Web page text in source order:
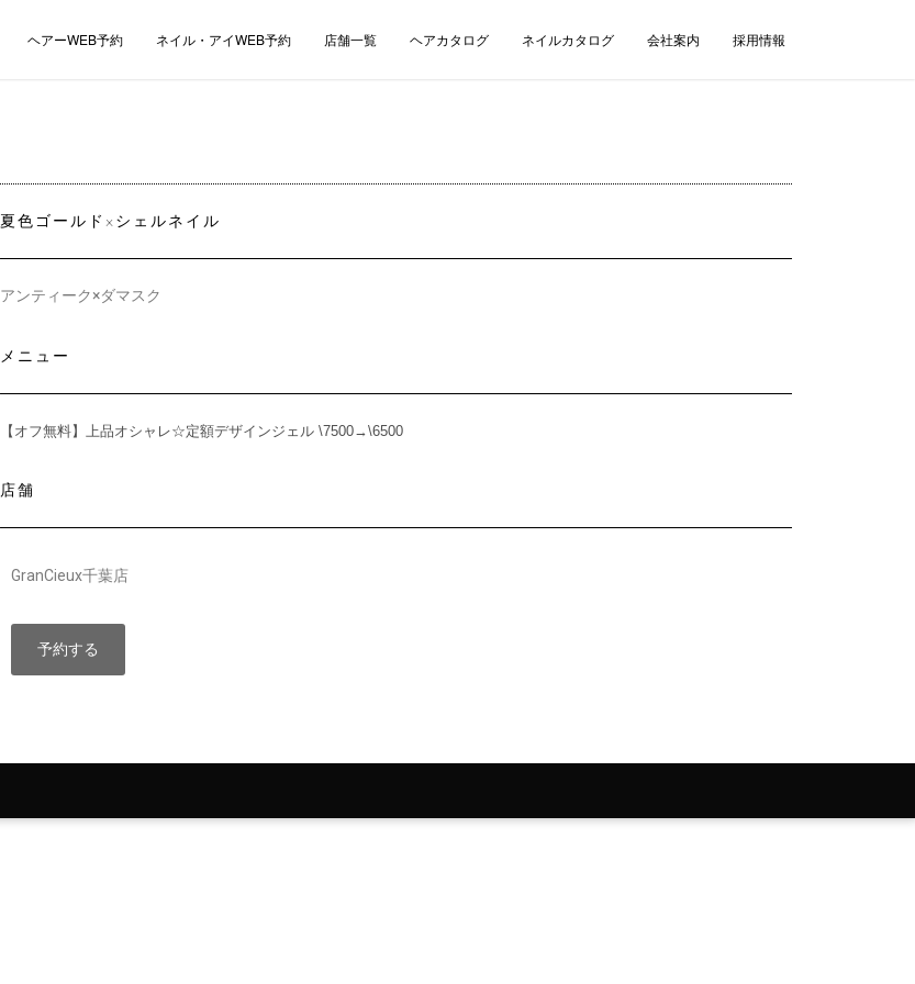
ヘアーWEB予約 ネイル・アイWEB予約 店舗一覧 ヘアカタログ ネイルカタログ 会社案内 採用情報
夏色ゴールド×シェルネイル
アンティーク×ダマスク
メニュー
【オフ無料】上品オシャレ☆定額デザインジェル \7500→\6500
店舗
GranCieux千葉店
予約する